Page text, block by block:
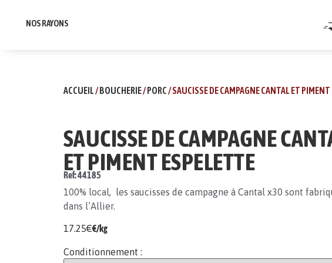
NOS RAYONS
ACCUEIL/BOUCHERIE/PORC/ SAUCISSE DE CAMPAGNE CANTAL ET PIMENT
SAUCISSE DE CAMPAGNE
ET PIMENT ESPELETTE
Ref: 44185
100% local, les saucisses de campagne à Cantal x30 sont
dans l’Allier.
17.25€€/kg
Conditionnement :